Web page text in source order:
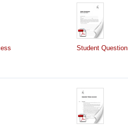
Student